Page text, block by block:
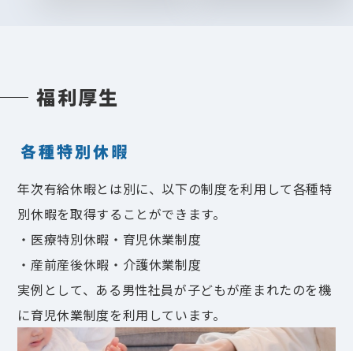
福利厚生
各種特別休暇
年次有給休暇とは別に、以下の制度を利用して各種特
別休暇を取得することができます。
・医療特別休暇 ・育児休業制度
・産前産後休暇 ・介護休業制度
実例として、ある男性社員が子どもが産まれたのを機
に育児休業制度を利用しています。